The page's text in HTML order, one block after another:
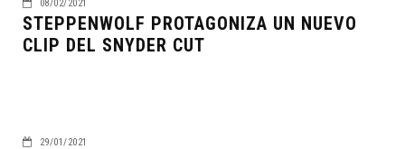
08/02/2021
STEPPENWOLF PROTAGONIZA UN NUEVO
CLIP DEL SNYDER CUT
29/01/2021